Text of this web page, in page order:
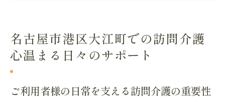
訪問介護の利用者との信頼関係の構築
訪問介護の温かさを感じる実例紹介
大江町での訪問介護がもたらす安心感
名古屋市港区大江町での訪問介護
心温まる日々のサポート
ご利用者様の日常を支える訪問介護の重要性